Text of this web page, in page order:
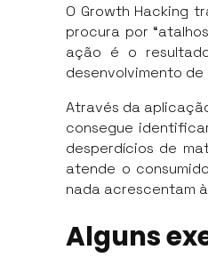
O Growth Hacking
procura por
ação é o
desenvolvimento
Através da
consegue
desperdícios de
atende o
nada acrescentam
Alguns